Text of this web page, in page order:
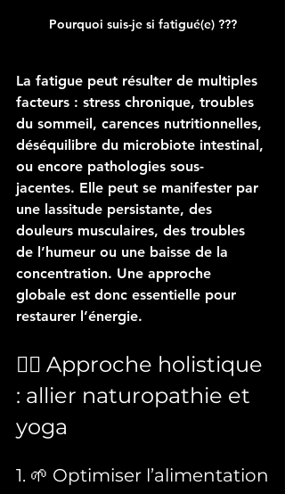
Pourquoi suis-je si fatigué(e) ???
La fatigue peut résulter de multiples
facteurs : stress chronique, troubles
du sommeil, carences nutritionnelles,
déséquilibre du microbiote intestinal,
ou encore pathologies sous-
jacentes. Elle peut se manifester par
une lassitude persistante, des
douleurs musculaires, des troubles
de l’humeur ou une baisse de la
concentration. Une approche
globale est donc essentielle pour
restaurer l’énergie.
🧘‍♀️ Approche holistique
: allier naturopathie et
yoga
1. 🌱 Optimiser l’alimentation